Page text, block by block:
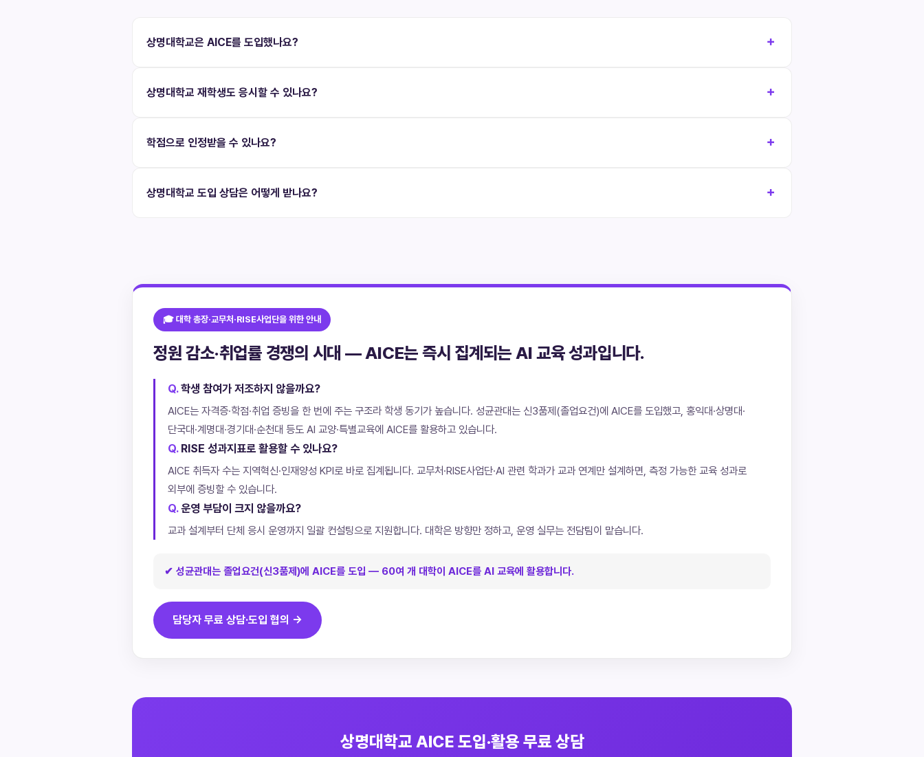
상명대학교은 AICE를 도입했나요?
상명대학교 재학생도 응시할 수 있나요?
학점으로 인정받을 수 있나요?
상명대학교 도입 상담은 어떻게 받나요?
🎓 대학 총장·교무처·RISE사업단을 위한 안내
정원 감소·취업률 경쟁의 시대 — AICE는 즉시 집계되는 AI 교육 성과입니다.
학생 참여가 저조하지 않을까요?
AICE는 자격증·학점·취업 증빙을 한 번에 주는 구조라 학생 동기가 높습니다. 성균관대는 신3품제(졸업요건)에 AICE를 도입했고, 홍익대·상명대·
단국대·계명대·경기대·순천대 등도 AI 교양·특별교육에 AICE를 활용하고 있습니다.
RISE 성과지표로 활용할 수 있나요?
AICE 취득자 수는 지역혁신·인재양성 KPI로 바로 집계됩니다. 교무처·RISE사업단·AI 관련 학과가 교과 연계만 설계하면, 측정 가능한 교육 성과로
외부에 증빙할 수 있습니다.
운영 부담이 크지 않을까요?
교과 설계부터 단체 응시 운영까지 일괄 컨설팅으로 지원합니다. 대학은 방향만 정하고, 운영 실무는 전담팀이 맡습니다.
✔ 성균관대는 졸업요건(신3품제)에 AICE를 도입 — 60여 개 대학이 AICE를 AI 교육에 활용합니다.
담당자 무료 상담·도입 협의 →
상명대학교 AICE 도입·활용 무료 상담